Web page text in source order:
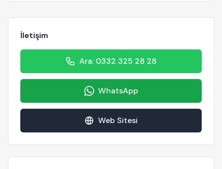
İletişim
Ara: 0332 325 28 28
WhatsApp
Web Sitesi